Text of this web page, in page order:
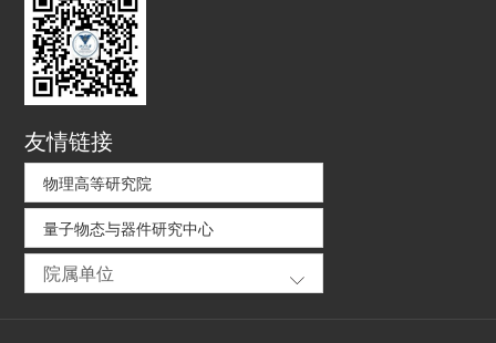
友情链接
物理高等研究院
量子物态与器件研究中心
院属单位